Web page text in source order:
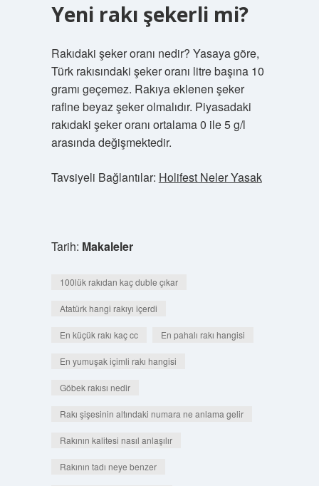
Yeni rakı şekerli mi?
Rakıdaki şeker oranı nedir? Yasaya göre,
Türk rakısındaki şeker oranı litre başına 10
gramı geçemez. Rakıya eklenen şeker
rafine beyaz şeker olmalıdır. Piyasadaki
rakıdaki şeker oranı ortalama 0 ile 5 g/l
arasında değişmektedir.
Tavsiyeli Bağlantılar: Holifest Neler Yasak
Tarih: Makaleler
100lük rakıdan kaç duble çıkar
Atatürk hangi rakıyı içerdi
En küçük rakı kaç cc En pahalı rakı hangisi
En yumuşak içimli rakı hangisi
Göbek rakısı nedir
Rakı şişesinin altındaki numara ne anlama gelir
Rakının kalitesi nasıl anlaşılır
Rakının tadı neye benzer